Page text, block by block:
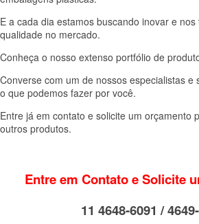
E a cada dia estamos buscando inovar e
qualidade no mercado.
Conheça o nosso extenso portfólio de
Converse com um de nossos especialistas e
o que podemos fazer por você.
Entre já em contato e solicite um orçamento
outros produtos.
Entre em Contato e Solicite
11 4648-6091 /